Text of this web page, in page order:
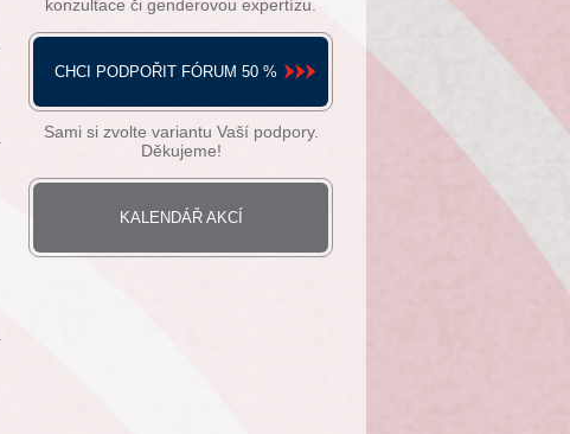
konzultace či genderovou expertízu.
CHCI PODPOŘIT FÓRUM 50 %
Sami si zvolte variantu Vaší podpory.
Děkujeme!
KALENDÁŘ AKCÍ